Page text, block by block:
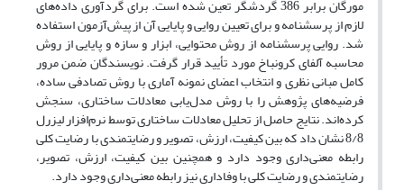
مورگان برابر 386 گردشگر تعین ‌شده است. برای گردآوری داده‌های
لازم از پرسشنامه و برای تعیین روایی و پایایی آن از پیش‌آزمون استفاده
‌شد. روایی پرسشنامه از روش محتوایی، ابزار و سازه و پایایی از روش
محاسبه آلفای کرونباخ مورد تأیید قرار گرفت. نویسندگان ضمن مرور
کامل مبانی نظری و انتخاب اعضای نمونه آماری با روش تصادفی ساده،
فرضیه‌های پژوهش را با روش مدل‌یابی معادلات ساختاری، سنجش
کرده‌اند. نتایج حاصل از تحلیل معادلات ساختاری توسط نرم‌افزار لیزرل
8/8 نشان داد که بین کیفیت، ارزش، تصویر و رضایتمندی با رضایت کلی
رابطه معنی‌داری وجود دارد و همچنین بین کیفیت، ارزش، تصویر،
رضایتمندی و رضایت کلی با وفاداری نیز رابطه معنی‌داری وجود دارد.